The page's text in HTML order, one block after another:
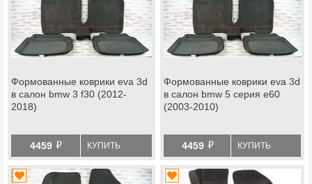
Формованные коврики eva 3d
в салон bmw 3 f30 (2012-
2018)
4459 й КУПИТЬ
Формованные коврики eva 3d
в салон bmw 5 серия e60
(2003-2010)
4459 й КУПИТЬ